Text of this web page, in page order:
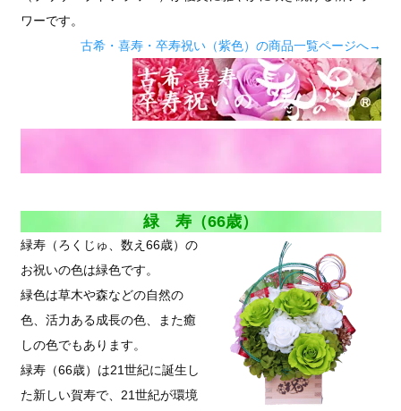
ワーです。
古希・喜寿・卒寿祝い（紫色）の商品一覧ページへ→
緑 寿（66歳）
緑寿（ろくじゅ、数え66歳）の
お祝いの色は緑色です。
緑色は草木や森などの自然の
色、活力ある成長の色、また癒
しの色でもあります。
緑寿（66歳）は21世紀に誕生し
た新しい賀寿で、21世紀が環境